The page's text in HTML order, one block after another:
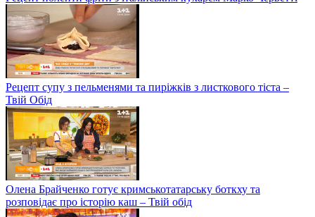
Рецепт супу з пельменями та пиріжків з листкового тіста –
Твій Обід
Олена Брайченко готує кримськотатарську боткху та
розповідає про історію каш – Твій обід